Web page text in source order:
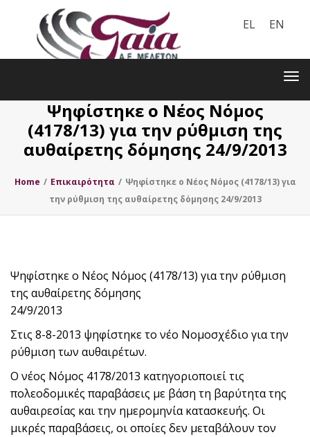
EL EN
Ψηφίστηκε ο Νέος Νόμος
(4178/13) για την ρύθμιση της
αυθαίρετης δόμησης 24/9/2013
Home / Επικαιρότητα / Ψηφίστηκε ο Νέος Νόμος (4178/13) για
την ρύθμιση της αυθαίρετης δόμησης 24/9/2013
Ψηφίστηκε ο Νέος Νόμος (4178/13) για την ρύθμιση
της αυθαίρετης δόμησης
24/9/2013
Στις 8-8-2013 ψηφίστηκε το νέο Νομοσχέδιο για την
ρύθμιση των αυθαιρέτων.
Ο νέος Νόμος 4178/2013 κατηγοριοποιεί τις
πολεοδομικές παραβάσεις με βάση τη βαρύτητα της
αυθαιρεσίας και την ημερομηνία κατασκευής. Οι
μικρές παραβάσεις, οι οποίες δεν μεταβάλουν τον